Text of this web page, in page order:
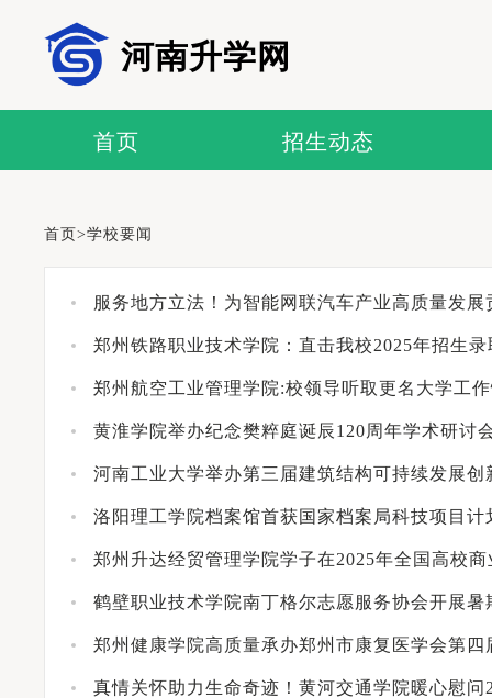
河南升学网
首页 招生动态
首页>学校要闻
服务地方立法！为智能网联汽车产业高质量发展
郑州铁路职业技术学院：直击我校2025年招生
郑州航空工业管理学院:校领导听取更名大学工
黄淮学院举办纪念樊粹庭诞辰120周年学术研讨
河南工业大学举办第三届建筑结构可持续发展创
洛阳理工学院档案馆首获国家档案局科技项目计
郑州升达经贸管理学院学子在2025年全国高校
鹤壁职业技术学院南丁格尔志愿服务协会开展暑
郑州健康学院高质量承办郑州市康复医学会第
真情关怀助力生命奇迹！黄河交通学院暖心慰问